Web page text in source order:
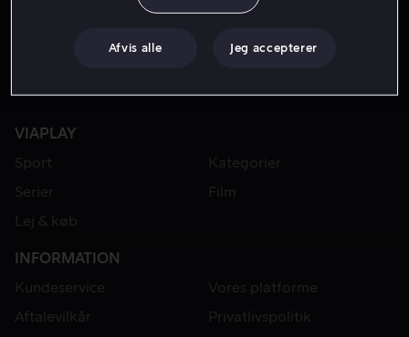
VIAPLAY
Sport
Kategorier
Serier
Film
Lej & køb
INFORMATION
Kundeservice
Vores platforme
Aftalevilkår
Privatlivspolitik
Afvis alle Jeg accepterer